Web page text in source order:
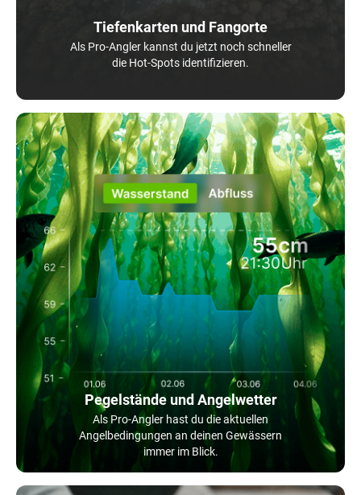
Tiefenkarten und Fangorte
Als Pro-Angler kannst du jetzt noch schneller
die Hot-Spots identifizieren.
Pegelstände und Angelwetter
Als Pro-Angler hast du die aktuellen
Angelbedingungen an deinen Gewässern
immer im Blick.